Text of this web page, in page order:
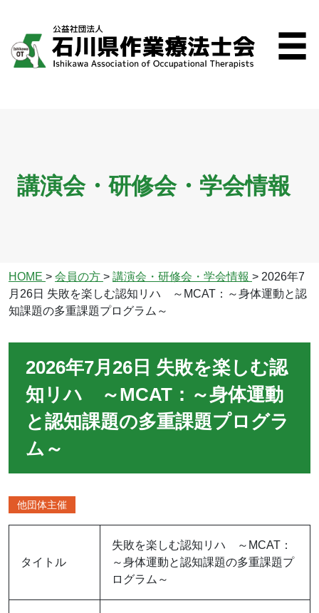
講演会・研修会・学会情報
HOME > 会員の方 > 講演会・研修会・学会情報 > 2026年7
月26日 失敗を楽しむ認知リハ ～MCAT：～身体運動と認
知課題の多重課題プログラム～
2026年7月26日 失敗を楽しむ認
知リハ ～MCAT：～身体運動
と認知課題の多重課題プログラ
ム～
他団体主催
タイトル
失敗を楽しむ認知リハ ～MCAT：
～身体運動と認知課題の多重課題プ
ログラム～